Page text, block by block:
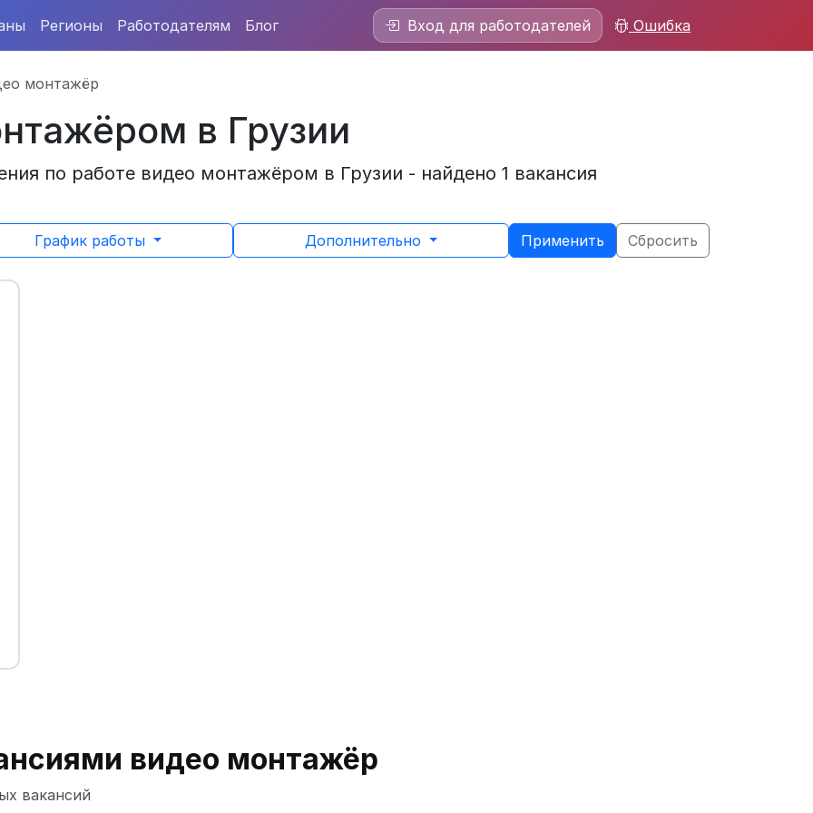
Регионы Работодателям Блог Вход для работодателей Ошибка
монтажёр
в Грузии
по работе видео монтажёром в Грузии - найдено 1 вакансия
График работы Дополнительно Применить Сбросить
видео монтажёр
вакансий